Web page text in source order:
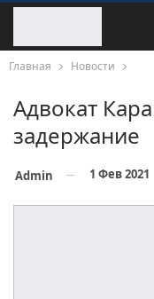
Главная Новости
Адвокат
задержание
Admin 1 Фев 2021